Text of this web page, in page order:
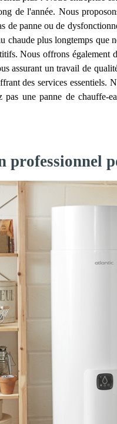
de l'année. Nous
de panne ou de
chaude plus longtemps
Nous offrons
assurant un travail de
des services essentiels.
pas une panne de chauffe-